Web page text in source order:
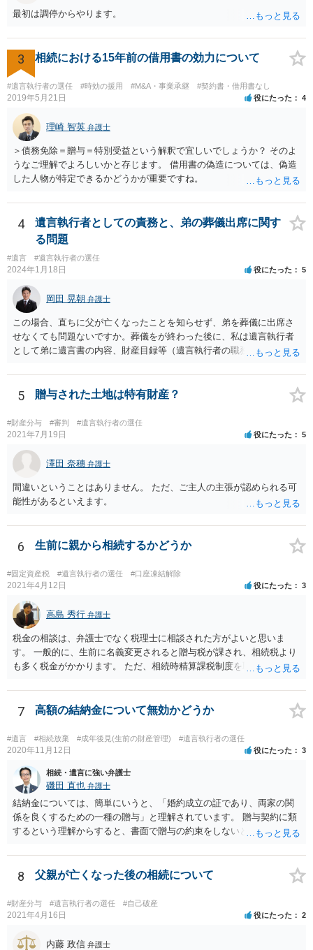
最初は調停からやります。
3 相続における15年前の借用書の効力について
#遺言執行者の選任 #時効の援用 #M&A・事業承継 #契約書・借用書なし
2019年5月21日 役にたった 4
理崎 智英 弁護士
＞債務免除＝贈与＝特別受益という解釈で宜しいでしょうか？ そのよ
うなご理解でよろしいかと存じます。 借用書の偽造については、偽造
した人物が特定できるかどうかが重要ですね。
4
遺言執行者としての責務と、弟の葬儀出席に関す
る問題
#遺言 #遺言執行者の選任
2024年1月18日 役にたった 5
岡田 晃朝 弁護士
この場合、直ちに父が亡くなったことを知らせず、弟を葬儀に出席さ
せなくても問題ないですか。葬儀をが終わった後に、私は遺言執行者
として弟に遺言書の内容、財産目録等（遺言執行者の職務）を知らせ
るかは喪主の自由です。 呼ばなくてもかまいません。 そもそも、そう
いう法律関係にありません。 遺言の内容と遺産の総額の通知、公正証
で、対応しましょう。 そのあとは遺留分の請求などがあればそれへの
対応となるでしょう。
5 贈与された土地は特有財産？
#財産分与 #審判 #遺言執行者の選任
2021年7月19日 役にたった 5
澤田 奈穗 弁護士
間違いということはありません。 ただ、ご主人の主張が認められる可
能性があるといえます。
6 生前に親から相続するかどうか
#固定資産税 #遺言執行者の選任 #口座凍結解除
2021年4月12日 役にたった 3
高島 秀行 弁護士
税金の相談は、弁護士でなく税理士に相談された方がよいと思いま
す。 一般的に、生前に名義変更されると贈与税が課され、相続税より
も多く税金がかかります。 ただ、相続時精算課税制度を取れば、実質
ういう場合にどれくらい税金がかかるか計算してもらって どういう方
針を取るか決められたらよいと思います。
7 高額の結納金について無効かどうか
#遺言 #相続放棄 #成年後見(生前の財産管理) #遺言執行者の選任
2020年11月12日 役にたった 3
相続・遺言に強い弁護士
磯田 直也 弁護士
結納金については、簡単にいうと、「婚約成立の証であり、両家の関
係を良くするための一種の贈与」と理解されています。 贈与契約に類
するという理解からすると、書面で贈与の約束をしないと相手方は支
ことは困難です。 くれぐれも今後お気をつけください。 弁護士に対応
を依頼されるのも悪くはありませんが、感情的な理由が強いと思いま
8 父親が亡くなった後の相続について
#財産分与 #遺言執行者の選任 #自己破産
2021年4月16日 役にたった 2
内藤 政信 弁護士